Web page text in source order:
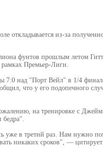
откладывается из-за
фунтов прошлым летом
рамках Премьер-Лиги.
7:0 над "Порт Вейл" в 1/4
что у его подопечного
на тренировке с
бедра".
уже в третий раз. Нам нужно
никаких сроков", — цитирует